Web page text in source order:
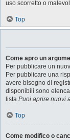
uso scorretto o
Top
Come apro un
Per pubblicare un
Per pubblicare una
avere bisogno di
disponibili sono
lista Puoi aprire nuovi
Top
Come modifico o